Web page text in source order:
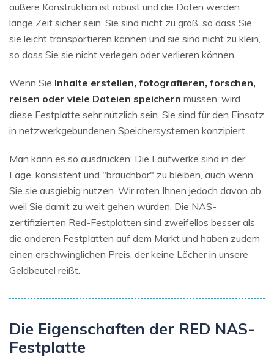
äußere Konstruktion ist robust und die Daten werden
lange Zeit sicher sein. Sie sind nicht zu groß, so dass Sie
sie leicht transportieren können und sie sind nicht zu klein,
so dass Sie sie nicht verlegen oder verlieren können.
Wenn Sie Inhalte erstellen, fotografieren, forschen,
reisen oder viele Dateien speichern müssen, wird
diese Festplatte sehr nützlich sein. Sie sind für den Einsatz
in netzwerkgebundenen Speichersystemen konzipiert.
Man kann es so ausdrücken: Die Laufwerke sind in der
Lage, konsistent und "brauchbar" zu bleiben, auch wenn
Sie sie ausgiebig nutzen. Wir raten Ihnen jedoch davon ab,
weil Sie damit zu weit gehen würden. Die NAS-
zertifizierten Red-Festplatten sind zweifellos besser als
die anderen Festplatten auf dem Markt und haben zudem
einen erschwinglichen Preis, der keine Löcher in unsere
Geldbeutel reißt.
Die Eigenschaften der RED NAS-
Festplatte